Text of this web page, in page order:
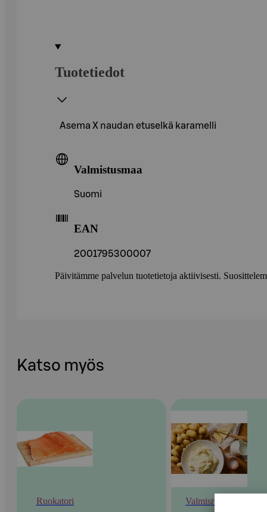
Tuotetiedot
Asema X naudan etuselkä karamelli
Valmistusmaa
Suomi
EAN
2001795300007
Päivitämme palvelun tuotetietoja aktiivisesti.
Katso myös
Ruokatori Valmisruoka